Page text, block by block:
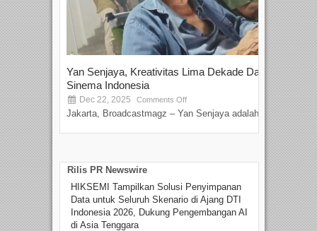
Yan Senjaya, Kreativitas Lima Dekade Dalam
Sinema Indonesia
Dec 22, 2025 Comments Off
Jakarta, Broadcastmagz – Yan Senjaya adalah...
Rilis PR Newswire
HIKSEMI Tampilkan Solusi Penyimpanan
Data untuk Seluruh Skenario di Ajang DTI
Indonesia 2026, Dukung Pengembangan AI
di Asia Tenggara